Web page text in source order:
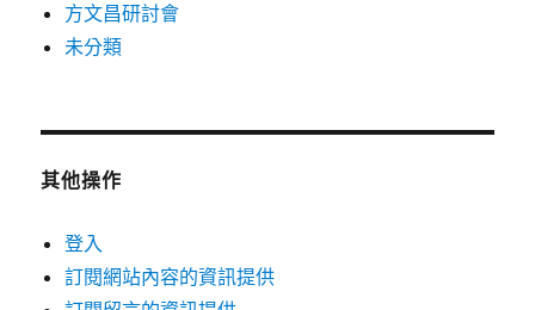
方文昌研討會
未分類
其他操作
登入
訂閱網站內容的資訊提供